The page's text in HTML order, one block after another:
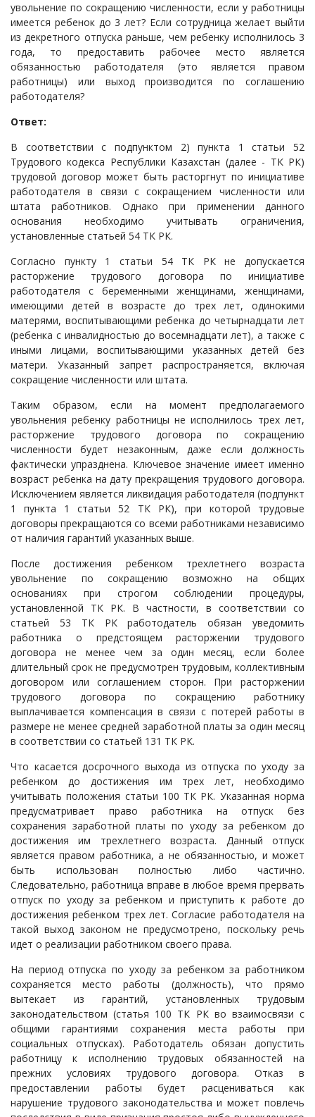
увольнение по сокращению численности, если у работницы
имеется ребенок до 3 лет? Если сотрудница желает выйти
из декретного отпуска раньше, чем ребенку исполнилось 3
года, то предоставить рабочее место является
обязанностью работодателя (это является правом
работницы) или выход производится по соглашению
работодателя?
Ответ:
В соответствии с подпунктом 2) пункта 1 статьи 52
Трудового кодекса Республики Казахстан (далее - ТК РК)
трудовой договор может быть расторгнут по инициативе
работодателя в связи с сокращением численности или
штата работников. Однако при применении данного
основания необходимо учитывать ограничения,
установленные статьей 54 ТК РК.
Согласно пункту 1 статьи 54 ТК РК не допускается
расторжение трудового договора по инициативе
работодателя с беременными женщинами, женщинами,
имеющими детей в возрасте до трех лет, одинокими
матерями, воспитывающими ребенка до четырнадцати лет
(ребенка с инвалидностью до восемнадцати лет), а также с
иными лицами, воспитывающими указанных детей без
матери. Указанный запрет распространяется, включая
сокращение численности или штата.
Таким образом, если на момент предполагаемого
увольнения ребенку работницы не исполнилось трех лет,
расторжение трудового договора по сокращению
численности будет незаконным, даже если должность
фактически упразднена. Ключевое значение имеет именно
возраст ребенка на дату прекращения трудового договора.
Исключением является ликвидация работодателя (подпункт
1 пункта 1 статьи 52 ТК РК), при которой трудовые
договоры прекращаются со всеми работниками независимо
от наличия гарантий указанных выше.
После достижения ребенком трехлетнего возраста
увольнение по сокращению возможно на общих
основаниях при строгом соблюдении процедуры,
установленной ТК РК. В частности, в соответствии со
статьей 53 ТК РК работодатель обязан уведомить
работника о предстоящем расторжении трудового
договора не менее чем за один месяц, если более
длительный срок не предусмотрен трудовым, коллективным
договором или соглашением сторон. При расторжении
трудового договора по сокращению работнику
выплачивается компенсация в связи с потерей работы в
размере не менее средней заработной платы за один месяц
в соответствии со статьей 131 ТК РК.
Что касается досрочного выхода из отпуска по уходу за
ребенком до достижения им трех лет, необходимо
учитывать положения статьи 100 ТК РК. Указанная норма
предусматривает право работника на отпуск без
сохранения заработной платы по уходу за ребенком до
достижения им трехлетнего возраста. Данный отпуск
является правом работника, а не обязанностью, и может
быть использован полностью либо частично.
Следовательно, работница вправе в любое время прервать
отпуск по уходу за ребенком и приступить к работе до
достижения ребенком трех лет. Согласие работодателя на
такой выход законом не предусмотрено, поскольку речь
идет о реализации работником своего права.
На период отпуска по уходу за ребенком за работником
сохраняется место работы (должность), что прямо
вытекает из гарантий, установленных трудовым
законодательством (статья 100 ТК РК во взаимосвязи с
общими гарантиями сохранения места работы при
социальных отпусках). Работодатель обязан допустить
работницу к исполнению трудовых обязанностей на
прежних условиях трудового договора. Отказ в
предоставлении работы будет расцениваться как
нарушение трудового законодательства и может повлечь